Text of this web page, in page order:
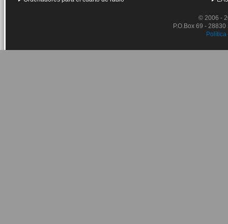
© 2006 -
P.O.Box 69 -